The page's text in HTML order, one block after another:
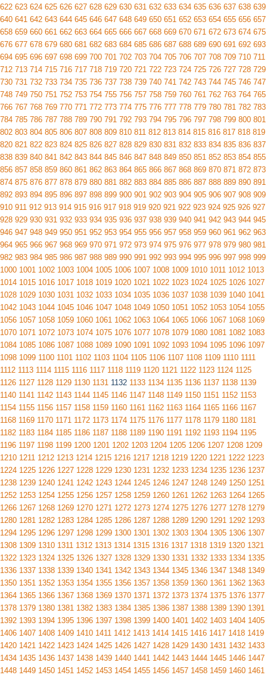
622 623 624 625 626 627 628 629 630 631 632 633 634 635 636 637 638 639
640 641 642 643 644 645 646 647 648 649 650 651 652 653 654 655 656 657
658 659 660 661 662 663 664 665 666 667 668 669 670 671 672 673 674 675
676 677 678 679 680 681 682 683 684 685 686 687 688 689 690 691 692 693
694 695 696 697 698 699 700 701 702 703 704 705 706 707 708 709 710 711
712 713 714 715 716 717 718 719 720 721 722 723 724 725 726 727 728 729
730 731 732 733 734 735 736 737 738 739 740 741 742 743 744 745 746 747
748 749 750 751 752 753 754 755 756 757 758 759 760 761 762 763 764 765
766 767 768 769 770 771 772 773 774 775 776 777 778 779 780 781 782 783
784 785 786 787 788 789 790 791 792 793 794 795 796 797 798 799 800 801
802 803 804 805 806 807 808 809 810 811 812 813 814 815 816 817 818 819
820 821 822 823 824 825 826 827 828 829 830 831 832 833 834 835 836 837
838 839 840 841 842 843 844 845 846 847 848 849 850 851 852 853 854 855
856 857 858 859 860 861 862 863 864 865 866 867 868 869 870 871 872 873
874 875 876 877 878 879 880 881 882 883 884 885 886 887 888 889 890 891
892 893 894 895 896 897 898 899 900 901 902 903 904 905 906 907 908 909
910 911 912 913 914 915 916 917 918 919 920 921 922 923 924 925 926 927
928 929 930 931 932 933 934 935 936 937 938 939 940 941 942 943 944 945
946 947 948 949 950 951 952 953 954 955 956 957 958 959 960 961 962 963
964 965 966 967 968 969 970 971 972 973 974 975 976 977 978 979 980 981
982 983 984 985 986 987 988 989 990 991 992 993 994 995 996 997 998 999
1000 1001 1002 1003 1004 1005 1006 1007 1008 1009 1010 1011 1012 1013
1014 1015 1016 1017 1018 1019 1020 1021 1022 1023 1024 1025 1026 1027
1028 1029 1030 1031 1032 1033 1034 1035 1036 1037 1038 1039 1040 1041
1042 1043 1044 1045 1046 1047 1048 1049 1050 1051 1052 1053 1054 1055
1056 1057 1058 1059 1060 1061 1062 1063 1064 1065 1066 1067 1068 1069
1070 1071 1072 1073 1074 1075 1076 1077 1078 1079 1080 1081 1082 1083
1084 1085 1086 1087 1088 1089 1090 1091 1092 1093 1094 1095 1096 1097
1098 1099 1100 1101 1102 1103 1104 1105 1106 1107 1108 1109 1110 1111
1112 1113 1114 1115 1116 1117 1118 1119 1120 1121 1122 1123 1124 1125
1126 1127 1128 1129 1130 1131 1132 1133 1134 1135 1136 1137 1138 1139
1140 1141 1142 1143 1144 1145 1146 1147 1148 1149 1150 1151 1152 1153
1154 1155 1156 1157 1158 1159 1160 1161 1162 1163 1164 1165 1166 1167
1168 1169 1170 1171 1172 1173 1174 1175 1176 1177 1178 1179 1180 1181
1182 1183 1184 1185 1186 1187 1188 1189 1190 1191 1192 1193 1194 1195
1196 1197 1198 1199 1200 1201 1202 1203 1204 1205 1206 1207 1208 1209
1210 1211 1212 1213 1214 1215 1216 1217 1218 1219 1220 1221 1222 1223
1224 1225 1226 1227 1228 1229 1230 1231 1232 1233 1234 1235 1236 1237
1238 1239 1240 1241 1242 1243 1244 1245 1246 1247 1248 1249 1250 1251
1252 1253 1254 1255 1256 1257 1258 1259 1260 1261 1262 1263 1264 1265
1266 1267 1268 1269 1270 1271 1272 1273 1274 1275 1276 1277 1278 1279
1280 1281 1282 1283 1284 1285 1286 1287 1288 1289 1290 1291 1292 1293
1294 1295 1296 1297 1298 1299 1300 1301 1302 1303 1304 1305 1306 1307
1308 1309 1310 1311 1312 1313 1314 1315 1316 1317 1318 1319 1320 1321
1322 1323 1324 1325 1326 1327 1328 1329 1330 1331 1332 1333 1334 1335
1336 1337 1338 1339 1340 1341 1342 1343 1344 1345 1346 1347 1348 1349
1350 1351 1352 1353 1354 1355 1356 1357 1358 1359 1360 1361 1362 1363
1364 1365 1366 1367 1368 1369 1370 1371 1372 1373 1374 1375 1376 1377
1378 1379 1380 1381 1382 1383 1384 1385 1386 1387 1388 1389 1390 1391
1392 1393 1394 1395 1396 1397 1398 1399 1400 1401 1402 1403 1404 1405
1406 1407 1408 1409 1410 1411 1412 1413 1414 1415 1416 1417 1418 1419
1420 1421 1422 1423 1424 1425 1426 1427 1428 1429 1430 1431 1432 1433
1434 1435 1436 1437 1438 1439 1440 1441 1442 1443 1444 1445 1446 1447
1448 1449 1450 1451 1452 1453 1454 1455 1456 1457 1458 1459 1460 1461